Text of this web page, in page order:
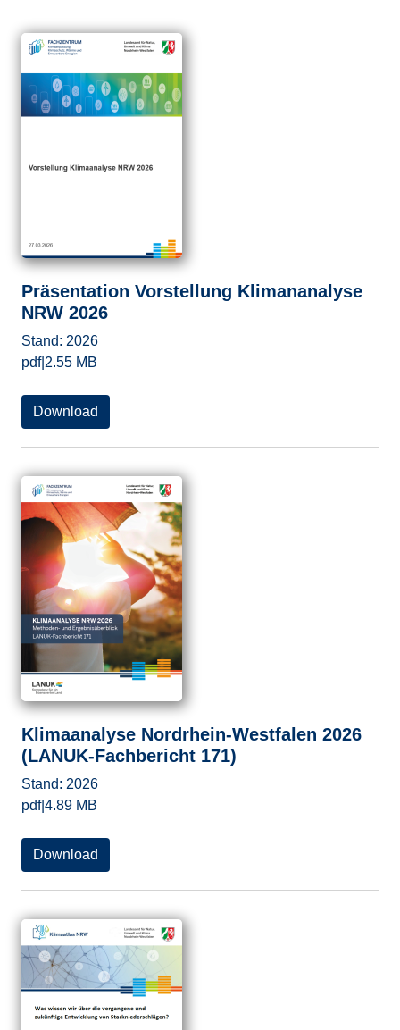
Präsentation Vorstellung Klimananalyse
NRW 2026
Stand: 2026
pdf| 2.55 MB
Download
Klimaanalyse Nordrhein-Westfalen 2026
(LANUK-Fachbericht 171)
Stand: 2026
pdf|4.89 MB
Download